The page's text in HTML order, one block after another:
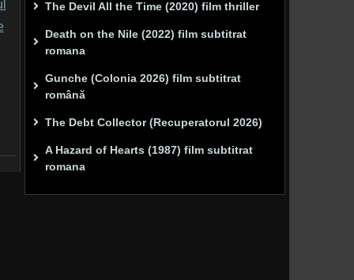
The Devil All the Time (2020) film thriller
Death on the Nile (2022) film subtitrat
romana
Gunche (Colonia 2026) film subtitrat
română
The Debt Collector (Recuperatorul 2026)
A Hazard of Hearts (1987) film subtitrat
romana